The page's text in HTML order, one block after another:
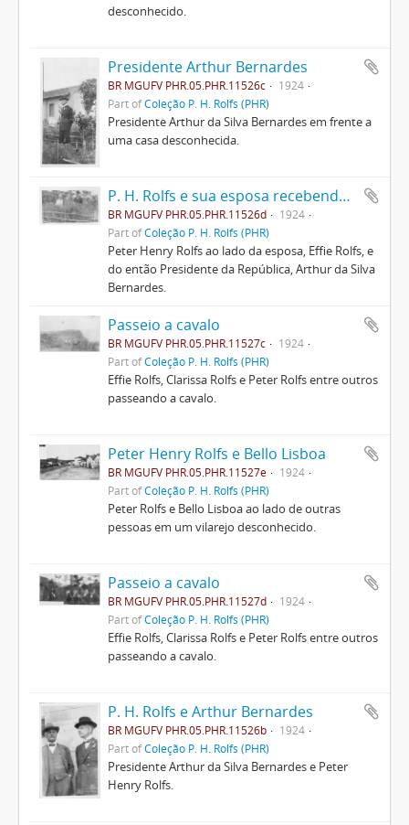
desconhecido.
Presidente Arthur Bernardes
BR MGUFV PHR.05.PHR.11526c
1924
Part ofColeção P. H. Rolfs (PHR)
Presidente Arthur da Silva Bernardes em frente a
uma casa desconhecida.
P. H. Rolfs e sua esposa recebendo Arthur Bernardes
BR MGUFV PHR.05.PHR.11526d
1924
Part ofColeção P. H. Rolfs (PHR)
Peter Henry Rolfs ao lado da esposa, Effie Rolfs, e
do então Presidente da República, Arthur da Silva
Bernardes.
Passeio a cavalo
BR MGUFV PHR.05.PHR.11527c
1924
Part ofColeção P. H. Rolfs (PHR)
Effie Rolfs, Clarissa Rolfs e Peter Rolfs entre outros
passeando a cavalo.
Peter Henry Rolfs e Bello Lisboa
BR MGUFV PHR.05.PHR.11527e
1924
Part ofColeção P. H. Rolfs (PHR)
Peter Rolfs e Bello Lisboa ao lado de outras
pessoas em um vilarejo desconhecido.
Passeio a cavalo
BR MGUFV PHR.05.PHR.11527d
1924
Part ofColeção P. H. Rolfs (PHR)
Effie Rolfs, Clarissa Rolfs e Peter Rolfs entre outros
passeando a cavalo.
P. H. Rolfs e Arthur Bernardes
BR MGUFV PHR.05.PHR.11526b
1924
Part ofColeção P. H. Rolfs (PHR)
Presidente Arthur da Silva Bernardes e Peter
Henry Rolfs.